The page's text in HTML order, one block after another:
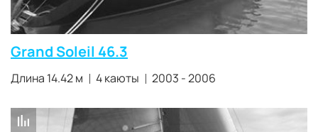
Grand Soleil 46.3
Длина 14.42 м 4 каюты 2003 - 2006